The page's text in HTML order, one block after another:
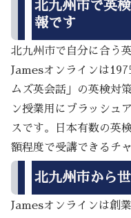
北九州市で英
報です
北九州市で自分に合う
Jamesオンラインは
ムズ英会話」の英検対
ン授業用にブラッシュ
スです。日本有数の英
額程度で受講できるチ
北九州市から
Jamesオンラインは創